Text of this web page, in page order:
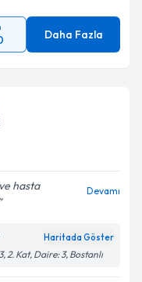
Daha Fazla
hasta
Devamı
Haritada Göster
2. Kat, Daire: 3, Bostanlı